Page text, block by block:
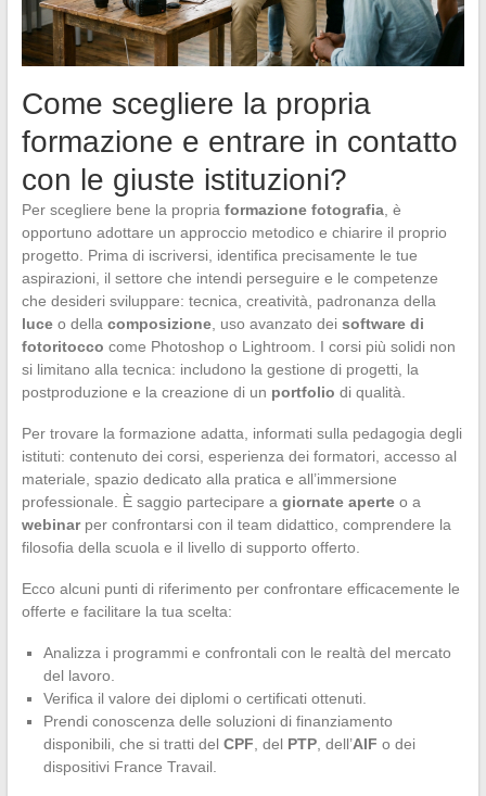
Come scegliere la propria
formazione e entrare in contatto
con le giuste istituzioni?
Per scegliere bene la propria formazione fotografia, è
opportuno adottare un approccio metodico e chiarire il proprio
progetto. Prima di iscriversi, identifica precisamente le tue
aspirazioni, il settore che intendi perseguire e le competenze
che desideri sviluppare: tecnica, creatività, padronanza della
luceo della composizione, uso avanzato dei software di
fotoritocco come Photoshop o Lightroom. I corsi più solidi non
si limitano alla tecnica: includono la gestione di progetti, la
postproduzione e la creazione di un portfolio di qualità.
Per trovare la formazione adatta, informati sulla pedagogia degli
istituti: contenuto dei corsi, esperienza dei formatori, accesso al
materiale, spazio dedicato alla pratica e all’immersione
professionale. È saggio partecipare a giornate aperteo a
webinarper confrontarsi con il team didattico, comprendere la
filosofia della scuola e il livello di supporto offerto.
Ecco alcuni punti di riferimento per confrontare efficacemente le
offerte e facilitare la tua scelta:
Analizza i programmi e confrontali con le realtà del mercato
del lavoro.
Verifica il valore dei diplomi o certificati ottenuti.
Prendi conoscenza delle soluzioni di finanziamento
disponibili, che si tratti del CPF , del PTP, dell’AIF o dei
dispositivi France Travail.